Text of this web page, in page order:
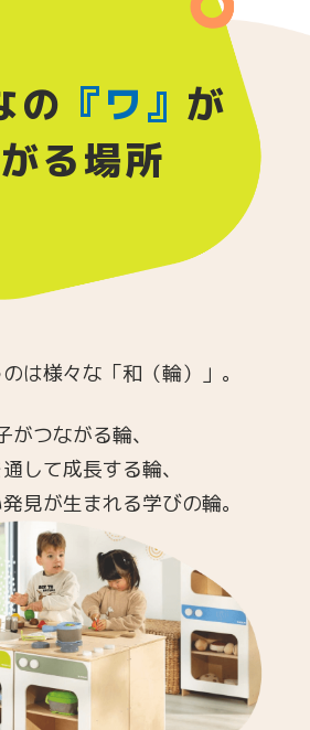
の 『ワ』 が
る場所
は様々な「和（輪）」。
がつながる輪、
して成長する輪、
見が生まれる学びの輪。